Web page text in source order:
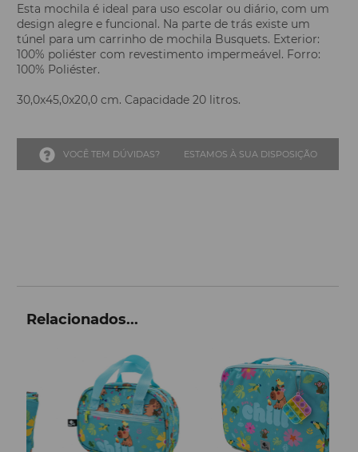
Esta mochila é ideal para uso escolar ou diário, com um
design alegre e funcional. Na parte de trás existe um
túnel para um carrinho de mochila Busquets. Exterior:
100% poliéster com revestimento impermeável. Forro:
100% Poliéster.
30,0x45,0x20,0 cm. Capacidade 20 litros.
VOCÊ TEM DÚVIDAS? ESTAMOS À SUA DISPOSIÇÃO
Relacionados...